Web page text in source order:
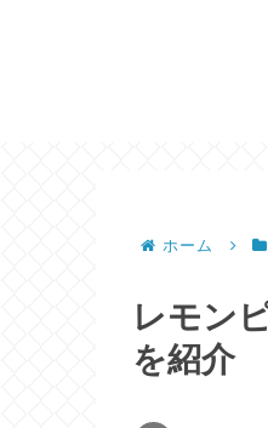
ホーム
レモン
を紹介